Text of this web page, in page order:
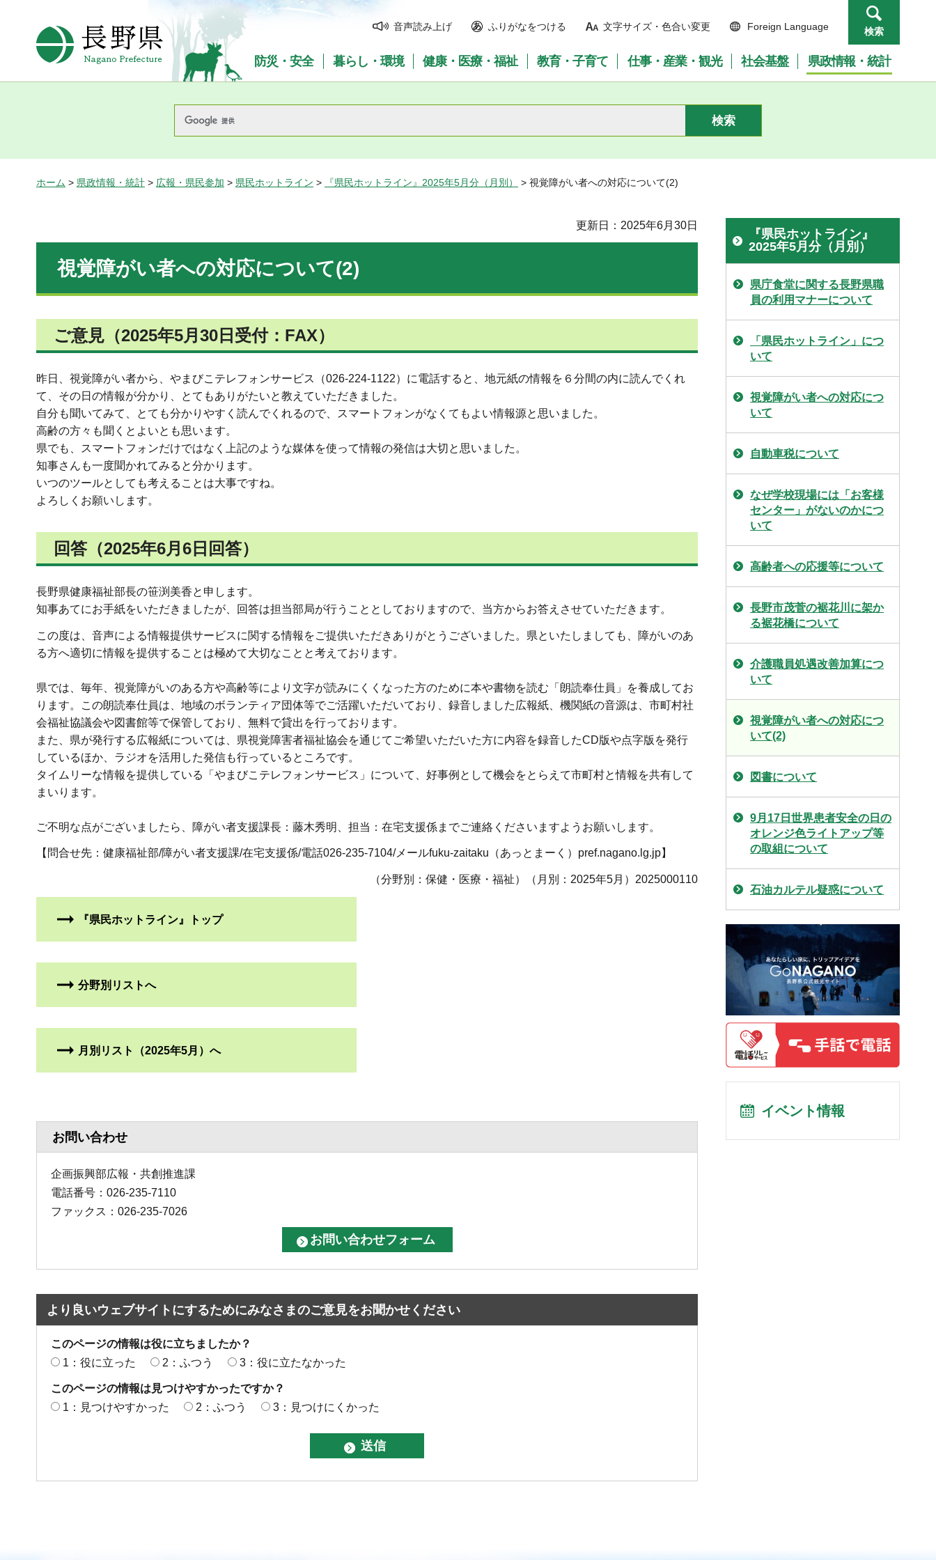
長野県Nagano Prefecture
音声読み上げ ふりがなをつける 文字サイズ・色合い変更 Foreign Language 検索
防災・安全 暮らし・環境 健康・医療・福祉 教育・子育て 仕事・産業・観光 社会基盤 県政情報・統計
ホーム > 県政情報・統計 > 広報・県民参加 > 県民ホットライン > 『県民ホットライン』2025年5月分（月別） > 視覚障がい者への対応について(2)
更新日：2025年6月30日
視覚障がい者への対応について(2)
ご意見（2025年5月30日受付：FAX）
昨日、視覚障がい者から、やまびこテレフォンサービス（026-224-1122）に電話すると、地元紙の情報を６分間の内に読んでくれ
て、その日の情報が分かり、とてもありがたいと教えていただきました。
自分も聞いてみて、とても分かりやすく読んでくれるので、スマートフォンがなくてもよい情報源と思いました。
高齢の方々も聞くとよいとも思います。
県でも、スマートフォンだけではなく上記のような媒体を使って情報の発信は大切と思いました。
知事さんも一度聞かれてみると分かります。
いつのツールとしても考えることは大事ですね。
よろしくお願いします。
回答（2025年6月6日回答）
長野県健康福祉部長の笹渕美香と申します。
知事あてにお手紙をいただきましたが、回答は担当部局が行うこととしておりますので、当方からお答えさせていただきます。
この度は、音声による情報提供サービスに関する情報をご提供いただきありがとうございました。県といたしましても、障がいのあ
る方へ適切に情報を提供することは極めて大切なことと考えております。
県では、毎年、視覚障がいのある方や高齢等により文字が読みにくくなった方のために本や書物を読む「朗読奉仕員」を養成してお
ります。この朗読奉仕員は、地域のボランティア団体等でご活躍いただいており、録音しました広報紙、機関紙の音源は、市町村社
会福祉協議会や図書館等で保管しており、無料で貸出を行っております。
また、県が発行する広報紙については、県視覚障害者福祉協会を通じてご希望いただいた方に内容を録音したCD版や点字版を発行
しているほか、ラジオを活用した発信も行っているところです。
タイムリーな情報を提供している「やまびこテレフォンサービス」について、好事例として機会をとらえて市町村と情報を共有して
まいります。
ご不明な点がございましたら、障がい者支援課長：藤木秀明、担当：在宅支援係までご連絡くださいますようお願いします。
【問合せ先：健康福祉部/障がい者支援課/在宅支援係/電話026-235-7104/メールfuku-zaitaku（あっとまーく）pref.nagano.lg.jp】
（分野別：保健・医療・福祉）（月別：2025年5月）2025000110
『県民ホットライン』トップ
分野別リストへ
月別リスト（2025年5月）へ
お問い合わせ
企画振興部広報・共創推進課
電話番号：026-235-7110
ファックス：026-235-7026
より良いウェブサイトにするためにみなさまのご意見をお聞かせください
このページの情報は役に立ちましたか？
1：役に立った
2：ふつう 3：役に立たなかった
このページの情報は見つけやすかったですか？
1：見つけやすかった
2：ふつう 3：見つけにくかった
『県民ホットライン』
2025年5月分（月別）
県庁食堂に関する長野県職
員の利用マナーについて
「県民ホットライン」につ
いて
視覚障がい者への対応につ
いて
自動車税について
なぜ学校現場には「お客様
センター」がないのかにつ
いて
高齢者への応援等について
長野市茂菅の裾花川に架か
る裾花橋について
介護職員処遇改善加算につ
いて
視覚障がい者への対応につ
いて(2)
図書について
9月17日世界患者安全の日の
オレンジ色ライトアップ等
の取組について
石油カルテル疑惑について
イベント情報